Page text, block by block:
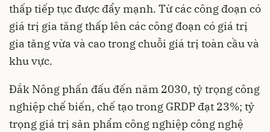
thấp tiếp tục được đẩy mạnh. Từ các công đoạn có
giá trị gia tăng thấp lên các công đoạn có giá trị
gia tăng vừa và cao trong chuỗi giá trị toàn cầu và
khu vực.
Đắk Nông phấn đấu đến năm 2030, tỷ trọng công
nghiệp chế biến, chế tạo trong GRDP đạt 23%; tỷ
trọng giá trị sản phẩm công nghiệp công nghệ